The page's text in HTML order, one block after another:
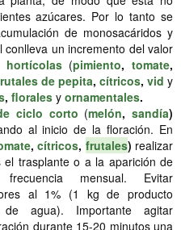
azúcares. Por lo tanto se
de monosacáridos y
un incremento del valor
hortícolas (pimiento, tomate,
de pepita, cítricos, vid y
, florales y ornamentales.
ciclo corto (melón,sandía)
al inicio de la floración. En
,cítricos, frutales) realizar
trasplante o a la aparición de
mensual. Evitar
al 1% (1 kg de producto
agua). Importante agitar
durante 15-20 minutos una